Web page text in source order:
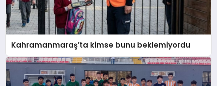
Kahramanmaraş’ta kimse bunu beklemiyordu